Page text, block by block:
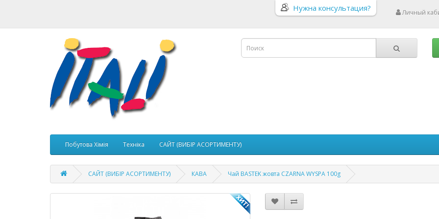
Личный
Нужна консультация?
Побутова Хімія Техніка САЙТ (ВИБІР АСОРТИМЕНТУ)
САЙТ (ВИБІР АСОРТИМЕНТУ) КАВА Чай BASTEK жовта CZARNA WYSPA 100g